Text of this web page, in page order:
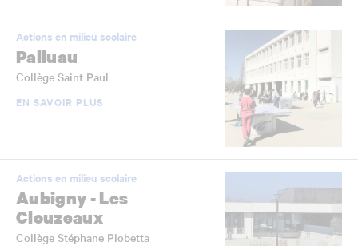
Actions en milieu scolaire
Palluau
Collège Saint Paul
EN SAVOIR PLUS
Actions en milieu scolaire
Aubigny - Les
Clouzeaux
Collège Stéphane Piobetta